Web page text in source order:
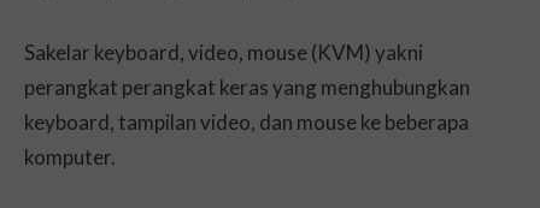
Sakelar keyboard, video, mouse (KVM) yakni
perangkat perangkat keras yang menghubungkan
keyboard, tampilan video, dan mouse ke beberapa
komputer.